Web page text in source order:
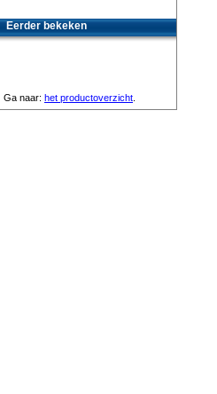
Eerder bekeken
Ga naar: het productoverzicht